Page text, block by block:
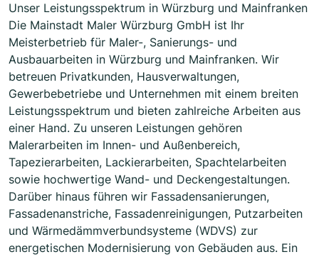
Unser Leistungsspektrum in Würzburg und Mainfranken
Die Mainstadt Maler Würzburg GmbH ist Ihr
Meisterbetrieb für Maler-, Sanierungs- und
Ausbauarbeiten in Würzburg und Mainfranken. Wir
betreuen Privatkunden, Hausverwaltungen,
Gewerbebetriebe und Unternehmen mit einem breiten
Leistungsspektrum und bieten zahlreiche Arbeiten aus
einer Hand. Zu unseren Leistungen gehören
Malerarbeiten im Innen- und Außenbereich,
Tapezierarbeiten, Lackierarbeiten, Spachtelarbeiten
sowie hochwertige Wand- und Deckengestaltungen.
Darüber hinaus führen wir Fassadensanierungen,
Fassadenanstriche, Fassadenreinigungen, Putzarbeiten
und Wärmedämmverbundsysteme (WDVS) zur
energetischen Modernisierung von Gebäuden aus. Ein